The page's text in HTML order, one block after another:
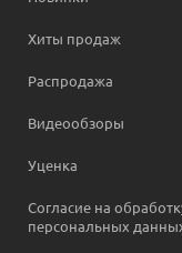
Хиты продаж
Распродажа
Видеообзоры
Уценка
Согласие на
персональных